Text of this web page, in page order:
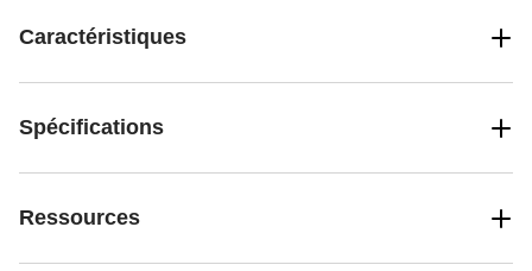
Caractéristiques
Spécifications
Ressources